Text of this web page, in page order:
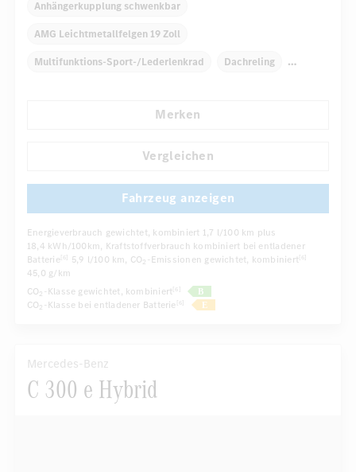
Anhängerkupplung schwenkbar
AMG Leichtmetallfelgen 19 Zoll
Multifunktions-Sport-/Lederlenkrad Dachreling
Laderaumabdeckung
Merken
Vergleichen
Fahrzeug anzeigen
Energieverbrauch gewichtet, kombiniert 1,7 l/100 km plus
18,4 kWh/100km, Kraftstoffverbrauch kombiniert bei entladener
Batterie[6] 5,9 l/100 km, CO2 -Emissionen gewichtet, kombiniert [6]
45,0 g/km
CO2 -Klasse gewichtet, kombiniert [6]
CO2 -Klasse bei entladener Batterie [6]
Mercedes-Benz
C 300 e Hybrid